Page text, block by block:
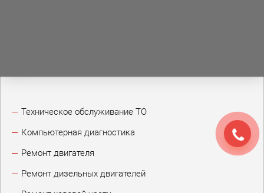
Техническое обслуживание ТО
Компьютерная диагностика
Ремонт двигателя
Ремонт дизельных двигателей